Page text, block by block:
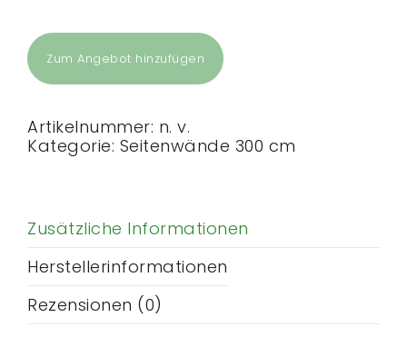
Menge
Zum Angebot hinzufügen
Artikelnummer: n. v.
Kategorie: Seitenwände 300 cm
Zusätzliche Informationen
Herstellerinformationen
Rezensionen (0)